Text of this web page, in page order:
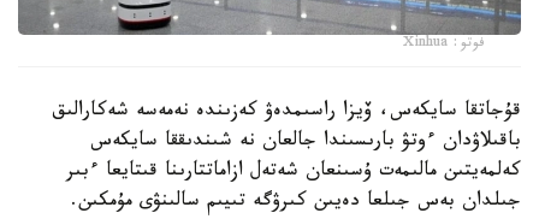
فوتو: Xinhua
قۇجاتقا سايكەس، ۆيزا راسىمدەۋ كەزىندە نەمەسە شەكارالىق
باقىلاۋدان ءوتۋ بارىسىندا جالعان نە شىندىققا سايكەس
كەلمەيتىن مالىمەت ۇسىنعان شەتەل ازاماتتارىنا قىتايعا ءبىر
جىلدان بەس جىلعا دەيىن كىرۋگە تىيىم سالىنۋى مۇمكىن.